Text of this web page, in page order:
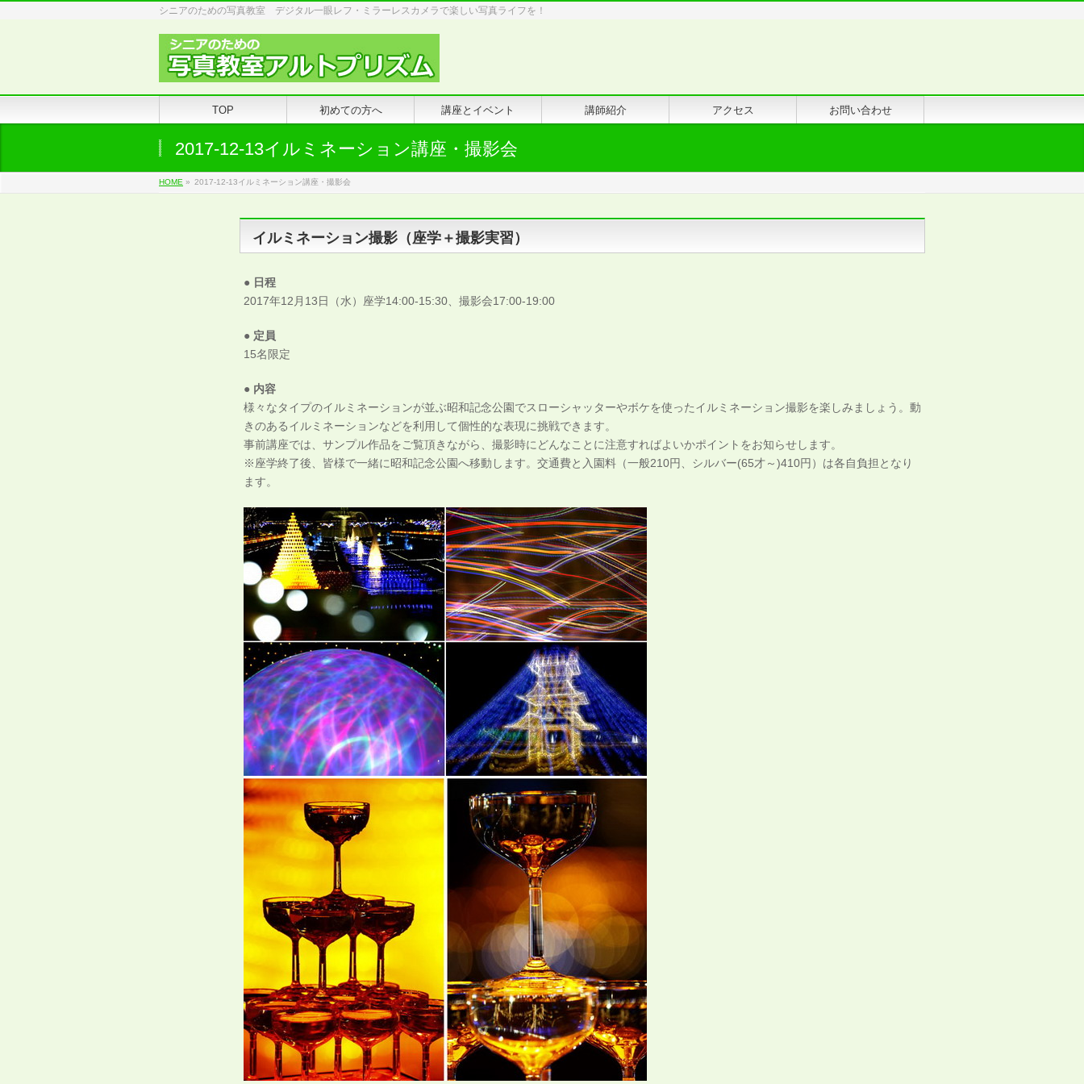
シニアのための写真教室 デジタル一眼レフ・ミラーレスカメラで楽しい写真ライフを！
TOP 初めての方へ 講座とイベント 講師紹介 アクセス お問い合わせ
2017-12-13イルミネーション講座・撮影会
HOME » 2017-12-13イルミネーション講座・撮影会
イルミネーション撮影（座学＋撮影実習）
● 日程
2017年12月13日（水）座学14:00-15:30、撮影会17:00-19:00
● 定員
15名限定
● 内容
様々なタイプのイルミネーションが並ぶ昭和記念公園でスローシャッターやボケを使ったイルミネーション撮影を楽しみましょう。動
きのあるイルミネーションなどを利用して個性的な表現に挑戦できます。
事前講座では、サンプル作品をご覧頂きながら、撮影時にどんなことに注意すればよいかポイントをお知らせします。
※座学終了後、皆様で一緒に昭和記念公園へ移動します。交通費と入園料（一般210円、シルバー(65才～)410円）は各自負担となり
ます。